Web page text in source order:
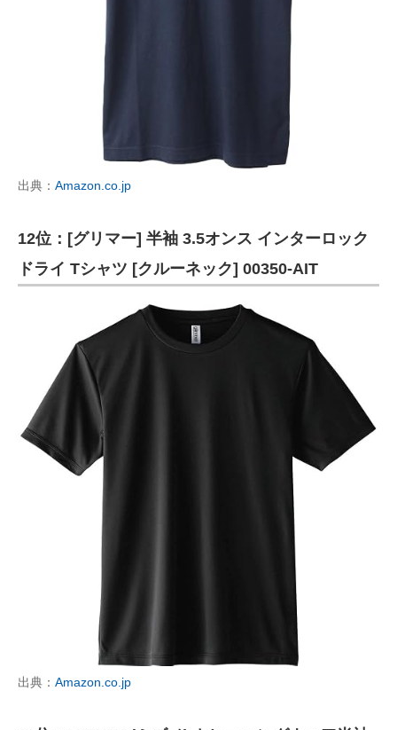
出典： Amazon.co.jp
12位：[グリマー] 半袖 3.5オンス インターロック
ドライ Tシャツ [クルーネック] 00350-AIT
出典： Amazon.co.jp